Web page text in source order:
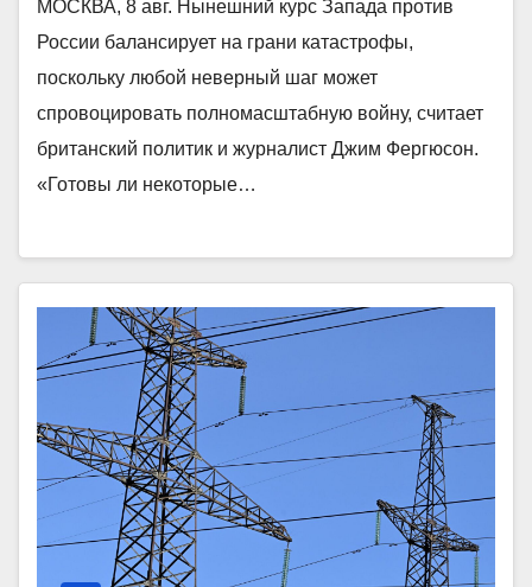
МОСКВА, 8 авг. Нынешний курс Запада против
России балансирует на грани катастрофы,
поскольку любой неверный шаг может
спровоцировать полномасштабную войну, считает
британский политик и журналист Джим Фергюсон.
«Готовы ли некоторые…